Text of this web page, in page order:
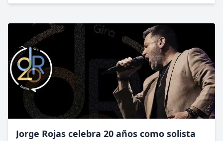
Jorge Rojas celebra 20 años como solista